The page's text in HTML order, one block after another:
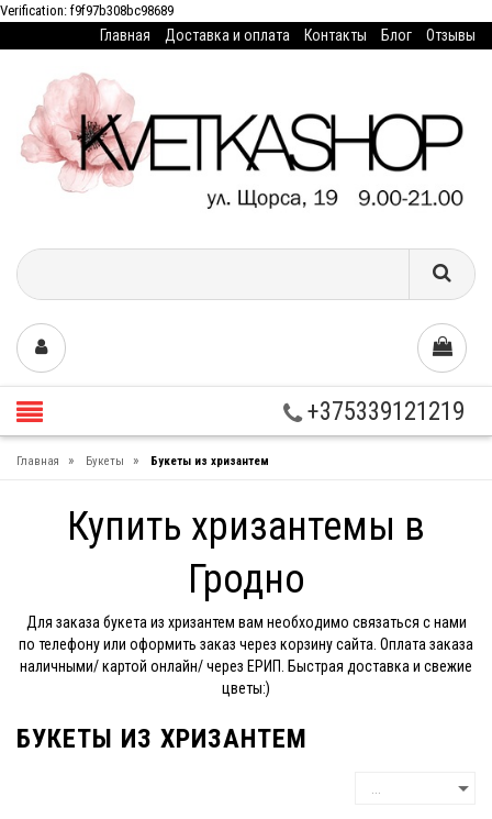
Verification: f9f97b308bc98689
Главная Доставка и оплата Контакты Блог Отзывы
+375339121219
Главная » Букеты » Букеты из хризантем
Купить хризантемы в
Гродно
Для заказа букета из хризантем вам необходимо связаться с нами
по телефону или оформить заказ через корзину сайта. Оплата заказа
наличными/ картой онлайн/ через ЕРИП. Быстрая доставка и свежие
цветы:)
БУКЕТЫ ИЗ ХРИЗАНТЕМ